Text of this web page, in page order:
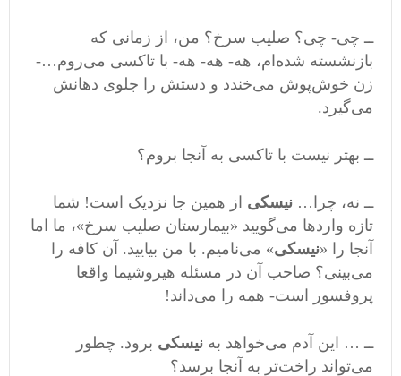
ــ چی- چی؟ صلیب سرخ؟ من، از زمانی که
بازنشسته شده‌ام، هه- هه- هه- با تاکسی می‌روم…-
زن خوش‌پوش می‌خندد و دستش را جلوی دهانش
می‌گیرد.
ــ بهتر نیست با تاکسی به آنجا بروم؟
ــ نه، چرا… نیسکی از همین جا نزدیک است! شما
تازه واردها می‌گویید «بیمارستان صلیب سرخ»، ما اما
آنجا را «نیسکی» می‌نامیم. با من بیایید. آن کافه را
می‌بینی؟ صاحب آن در مسئله هیروشیما واقعا
پروفسور است- همه را می‌داند!
ــ … این آدم می‌خواهد به نیسکی برود. چطور
می‌تواند راخت‌تر به آنجا برسد؟